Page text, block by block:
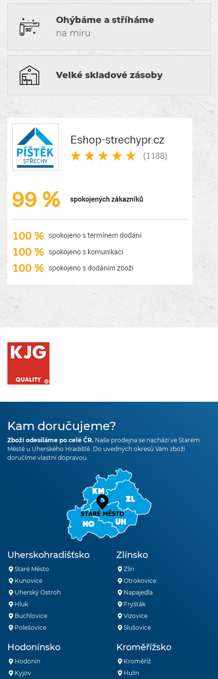
Ohýbáme a stříháme
na míru
Velké skladové zásoby
Kam doručujeme?
Zboží odesíláme po celé ČR. Naše prodejna se nachází ve Starém
Městě u Uherského Hradiště. Do uvedných okresů Vám zboží
doručíme vlastní dopravou.
Uherskohradišťsko
Staré Město
Kunovice
Uherský Ostroh
Hluk
Buchlovice
Polešovice
Zlínsko
Zlín
Otrokovice
Napajedla
Fryšták
Vizovice
Slušovice
Hodonínsko
Hodonín
Kyjov
Kroměřížsko
Kroměříž
Hulín